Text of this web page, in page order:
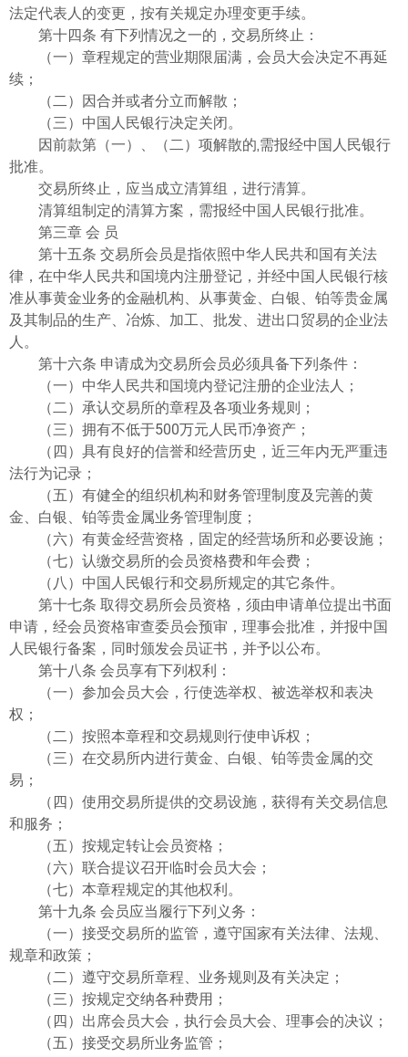
法定代表人的变更，按有关规定办理变更手续。
第十四条 有下列情况之一的，交易所终止：
（一）章程规定的营业期限届满，会员大会决定不再延
续；
（二）因合并或者分立而解散；
（三）中国人民银行决定关闭。
因前款第（一）、（二）项解散的,需报经中国人民银行
批准。
交易所终止，应当成立清算组，进行清算。
清算组制定的清算方案，需报经中国人民银行批准。
第三章 会 员
第十五条 交易所会员是指依照中华人民共和国有关法
律，在中华人民共和国境内注册登记，并经中国人民银行核
准从事黄金业务的金融机构、从事黄金、白银、铂等贵金属
及其制品的生产、冶炼、加工、批发、进出口贸易的企业法
人。
第十六条 申请成为交易所会员必须具备下列条件：
（一）中华人民共和国境内登记注册的企业法人；
（二）承认交易所的章程及各项业务规则；
（三）拥有不低于500万元人民币净资产；
（四）具有良好的信誉和经营历史，近三年内无严重违
法行为记录；
（五）有健全的组织机构和财务管理制度及完善的黄
金、白银、铂等贵金属业务管理制度；
（六）有黄金经营资格，固定的经营场所和必要设施；
（七）认缴交易所的会员资格费和年会费；
（八）中国人民银行和交易所规定的其它条件。
第十七条 取得交易所会员资格，须由申请单位提出书面
申请，经会员资格审查委员会预审，理事会批准，并报中国
人民银行备案，同时颁发会员证书，并予以公布。
第十八条 会员享有下列权利：
（一）参加会员大会，行使选举权、被选举权和表决
权；
（二）按照本章程和交易规则行使申诉权；
（三）在交易所内进行黄金、白银、铂等贵金属的交
易；
（四）使用交易所提供的交易设施，获得有关交易信息
和服务；
（五）按规定转让会员资格；
（六）联合提议召开临时会员大会；
（七）本章程规定的其他权利。
第十九条 会员应当履行下列义务：
（一）接受交易所的监管，遵守国家有关法律、法规、
规章和政策；
（二）遵守交易所章程、业务规则及有关决定；
（三）按规定交纳各种费用；
（四）出席会员大会，执行会员大会、理事会的决议；
（五）接受交易所业务监管；